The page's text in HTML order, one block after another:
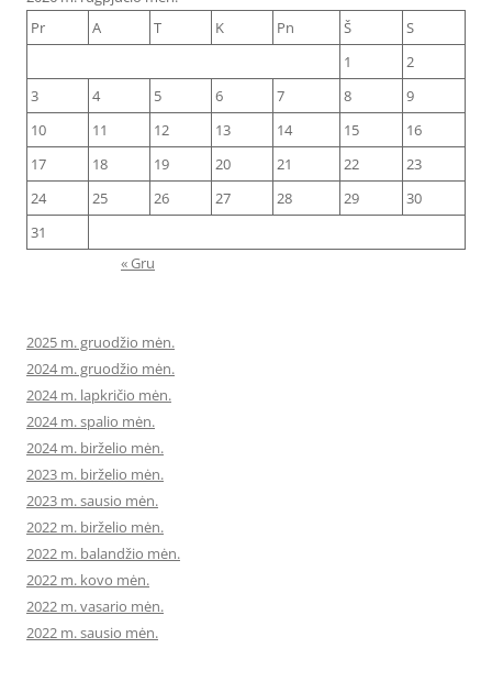
Pr
A T K Pn Š
S
1
2
3
4 5 6 7 8
9
10
11 12 13 14 15
16
17
18 19 20 21 22
23
24
25 26 27 28 29
30
31
« Gru
2025 m. gruodžio mėn.
2024 m. gruodžio mėn.
2024 m. lapkričio mėn.
2024 m. spalio mėn.
2024 m. birželio mėn.
2023 m. birželio mėn.
2023 m. sausio mėn.
2022 m. birželio mėn.
2022 m. balandžio mėn.
2022 m. kovo mėn.
2022 m. vasario mėn.
2022 m. sausio mėn.